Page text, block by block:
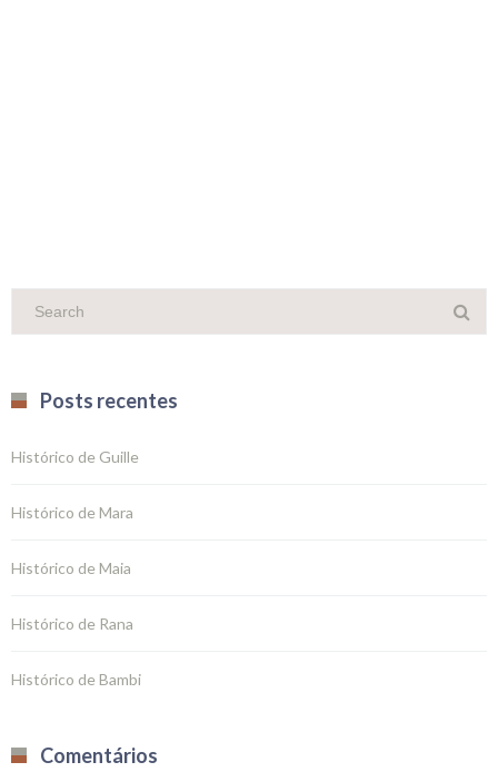
Posts recentes
Histórico de Guille
Histórico de Mara
Histórico de Maia
Histórico de Rana
Histórico de Bambi
Comentários